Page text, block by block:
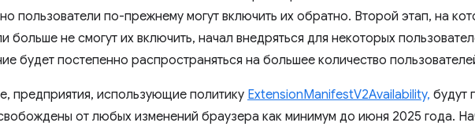
пользователи по-прежнему могут включить их обратно. Второй этап, на
больше не смогут их включить, начал внедряться для некоторых
будет постепенно распространяться на большее количество
предприятия, использующие политику ExtensionManifestV2Availability, будут
от любых изменений браузера как минимум до июня 2025 года.